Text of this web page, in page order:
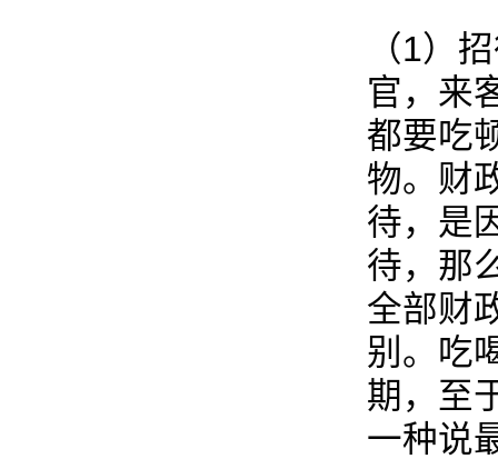
（1）
官，来
都要吃
物。财
待，是
待，那
全部财
别。吃
期，至
一种说